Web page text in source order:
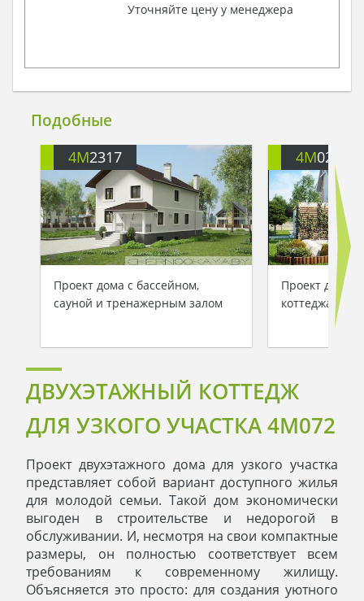
Уточняйте цену у менеджера
Подобные
4M2317
Проект дома с бассейном,
сауной и тренажерным залом
4M027
Проект
коттеджа
ДВУХЭТАЖНЫЙ КОТТЕДЖ
ДЛЯ УЗКОГО УЧАСТКА 4M072
Проект двухэтажного дома для узкого участка
представляет собой вариант доступного жилья
для молодой семьи. Такой дом экономически
выгоден в строительстве и недорогой в
обслуживании. И, несмотря на свои компактные
размеры, он полностью соответствует всем
требованиям к современному жилищу.
Объясняется это просто: для создания уютного